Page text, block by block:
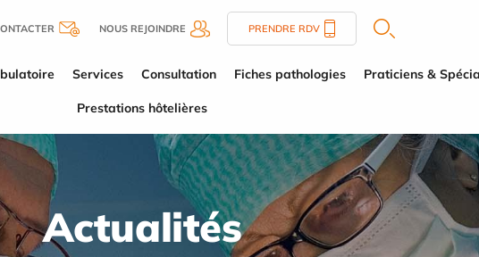
NOUS REJOINDRE PRENDRE RDV
Services Consultation Fiches pathologies Praticiens &
Prestations hôtelières
Actualités